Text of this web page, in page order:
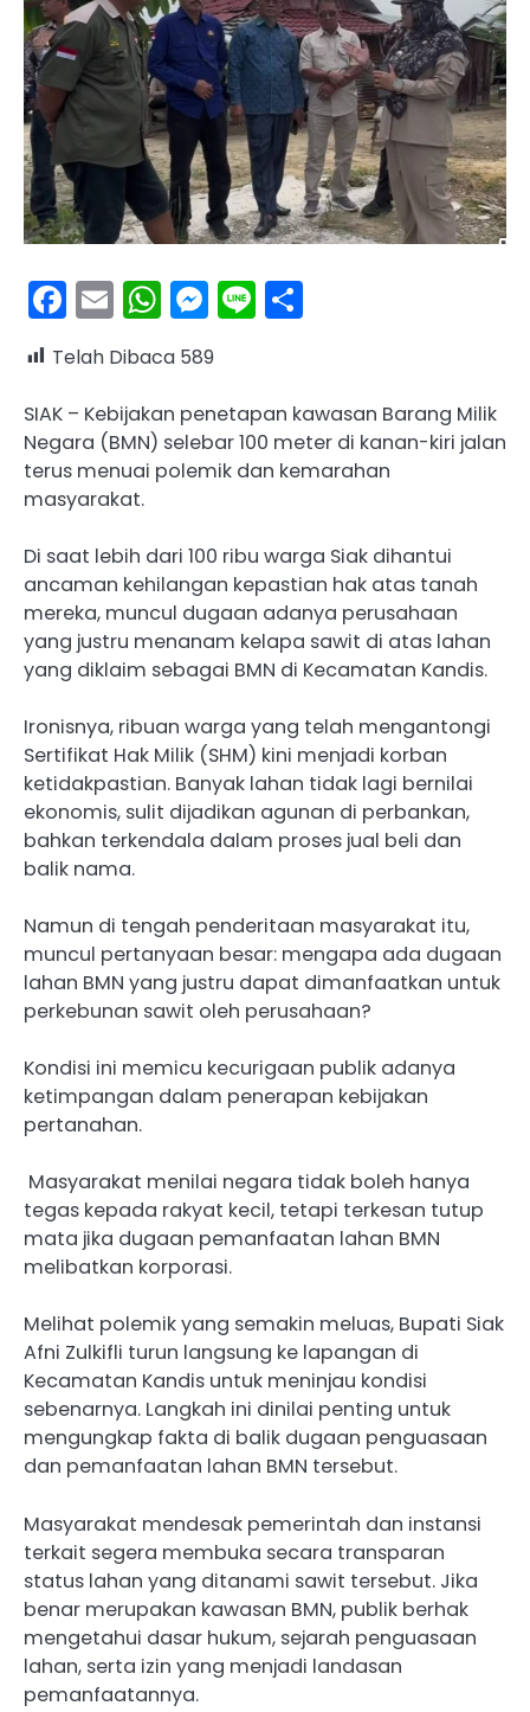
Facebook
EmailWhatsApp
Messenger
Line
Telah Dibaca 589
SIAK – Kebijakan penetapan kawasan Barang Milik
Negara (BMN) selebar 100 meter di kanan-kiri jalan
terus menuai polemik dan kemarahan
masyarakat.
Di saat lebih dari 100 ribu warga Siak dihantui
ancaman kehilangan kepastian hak atas tanah
mereka, muncul dugaan adanya perusahaan
yang justru menanam kelapa sawit di atas lahan
yang diklaim sebagai BMN di Kecamatan Kandis.
Ironisnya, ribuan warga yang telah mengantongi
Sertifikat Hak Milik (SHM) kini menjadi korban
ketidakpastian. Banyak lahan tidak lagi bernilai
ekonomis, sulit dijadikan agunan di perbankan,
bahkan terkendala dalam proses jual beli dan
balik nama.
Namun di tengah penderitaan masyarakat itu,
muncul pertanyaan besar: mengapa ada dugaan
lahan BMN yang justru dapat dimanfaatkan untuk
perkebunan sawit oleh perusahaan?
Kondisi ini memicu kecurigaan publik adanya
ketimpangan dalam penerapan kebijakan
pertanahan.
Masyarakat menilai negara tidak boleh hanya
tegas kepada rakyat kecil, tetapi terkesan tutup
mata jika dugaan pemanfaatan lahan BMN
melibatkan korporasi.
Melihat polemik yang semakin meluas, Bupati Siak
Afni Zulkifli turun langsung ke lapangan di
Kecamatan Kandis untuk meninjau kondisi
sebenarnya. Langkah ini dinilai penting untuk
mengungkap fakta di balik dugaan penguasaan
dan pemanfaatan lahan BMN tersebut.
Masyarakat mendesak pemerintah dan instansi
terkait segera membuka secara transparan
status lahan yang ditanami sawit tersebut. Jika
benar merupakan kawasan BMN, publik berhak
mengetahui dasar hukum, sejarah penguasaan
lahan, serta izin yang menjadi landasan
pemanfaatannya.